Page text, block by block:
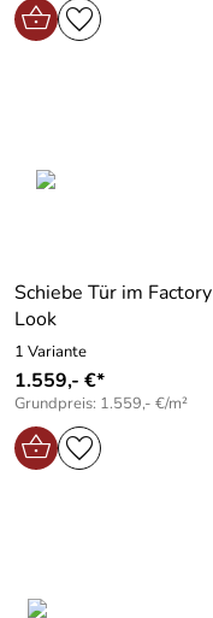
Schiebe Tür im Factory
Look
1 Variante
1.559,- €*
Grundpreis: 1.559,- €/m²